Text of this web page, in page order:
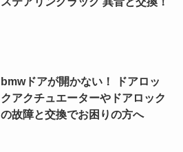
bmwドアが開かない！ ドアロッ
クアクチュエーターやドアロック
の故障と交換でお困りの方へ